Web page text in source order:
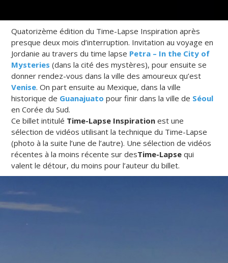
Quatorizème édition du Time-Lapse Inspiration après
presque deux mois d’interruption. Invitation au voyage en
Jordanie au travers du time lapse Petra – In the City of
Mysteries (dans la cité des mystères), pour ensuite se
donner rendez-vous dans la ville des amoureux qu’est
Venise. On part ensuite au Mexique, dans la ville
historique de Guanajuato pour finir dans la ville de Séoul
en Corée du Sud.
Ce billet intitulé Time-Lapse Inspiration est une
sélection de vidéos utilisant la technique du Time-Lapse
(photo à la suite l’une de l’autre). Une sélection de vidéos
récentes à la moins récente sur desTime-Lapse qui
valent le détour, du moins pour l’auteur du billet.